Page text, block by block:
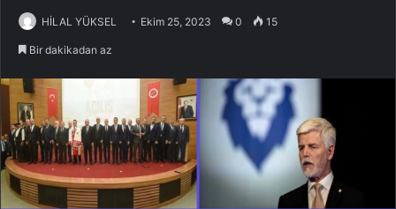
HİLAL YÜKSEL Ekim 25, 2023 0 15
Bir dakikadan az